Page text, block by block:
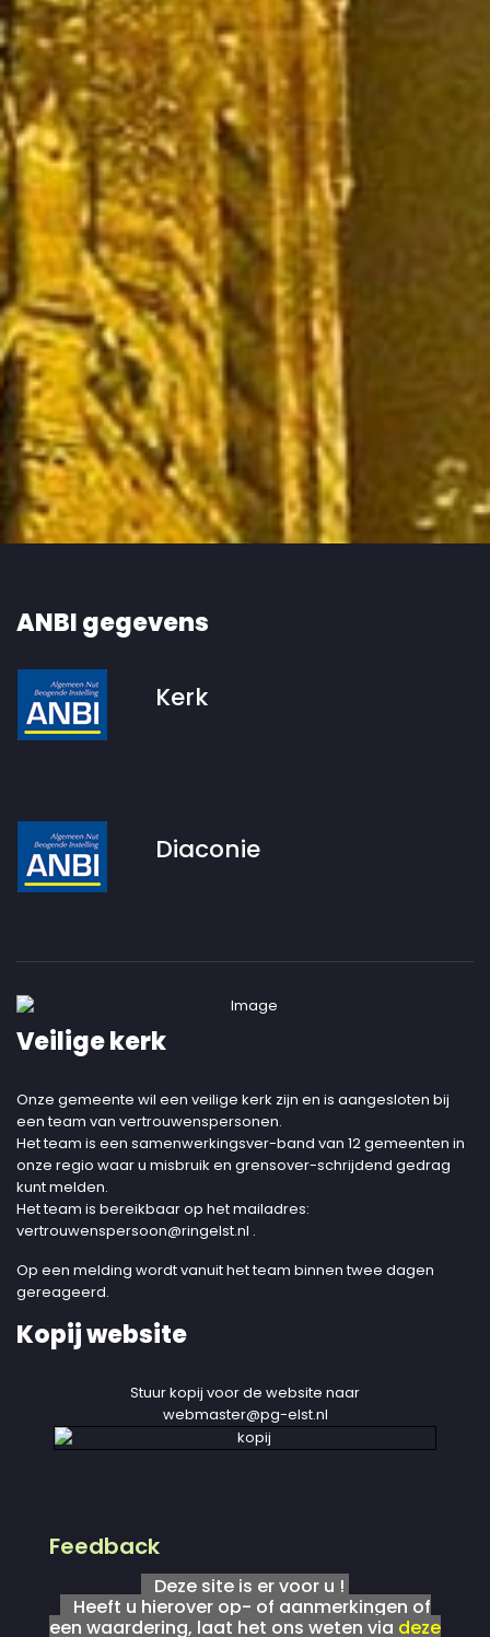
PG Elst wil een thuis zijn, een sociaal netwerk en mensen helpen
zich met God, de ander en de omgeving te verbinden.
ANBI gegevens
Kerk
Diaconie
Veilige kerk
Onze gemeente wil een veilige kerk zijn en is aangesloten bij
een team van vertrouwenspersonen.
Het team is een samenwerkingsver-band van 12 gemeenten in
onze regio waar u misbruik en grensover-schrijdend gedrag
kunt melden.
Het team is bereikbaar op het mailadres:
vertrouwenspersoon@ringelst.nl .
Op een melding wordt vanuit het team binnen twee dagen
gereageerd.
Kopij website
Stuur kopij voor de website naar
webmaster@pg-elst.nl
Feedback
Deze site is er voor u !
Heeft u hierover op- of aanmerkingen of
een waardering, laat het ons weten via deze